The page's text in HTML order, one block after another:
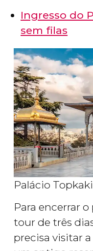
Ingresso do
sem filas
Palácio
Para encerrar
tour de três
precisa visitar a